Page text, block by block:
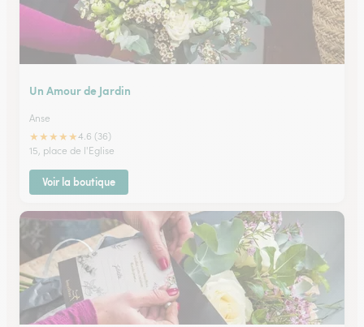
Un Amour de Jardin
Anse
★★★★★4.6 (36)
15, place de l'Eglise
Voir la boutique